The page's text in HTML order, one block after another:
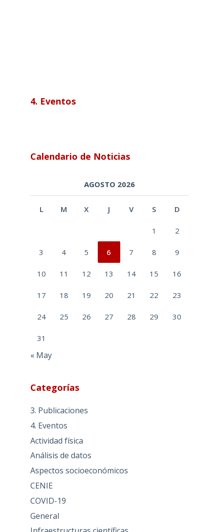
4. Eventos
Calendario de Noticias
AGOSTO 2026
L M X J V S D
1 2
3 4 5 6 7 8 9
10 11 12 13 14 15 16
17 18 19 20 21 22 23
24 25 26 27 28 29 30
31
« May
Categorías
3. Publicaciones
4. Eventos
Actividad física
Análisis de datos
Aspectos socioeconómicos
CENIE
COVID-19
General